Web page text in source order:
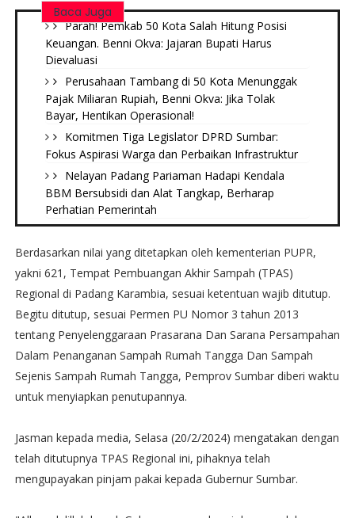
Baca Juga
Parah! Pemkab 50 Kota Salah Hitung Posisi
Keuangan. Benni Okva: Jajaran Bupati Harus
Dievaluasi
Perusahaan Tambang di 50 Kota Menunggak
Pajak Miliaran Rupiah, Benni Okva: Jika Tolak
Bayar, Hentikan Operasional!
Komitmen Tiga Legislator DPRD Sumbar:
Fokus Aspirasi Warga dan Perbaikan Infrastruktur
Nelayan Padang Pariaman Hadapi Kendala
BBM Bersubsidi dan Alat Tangkap, Berharap
Perhatian Pemerintah
Berdasarkan nilai yang ditetapkan oleh kementerian PUPR,
yakni 621, Tempat Pembuangan Akhir Sampah (TPAS)
Regional di Padang Karambia, sesuai ketentuan wajib ditutup.
Begitu ditutup, sesuai Permen PU Nomor 3 tahun 2013
tentang Penyelenggaraan Prasarana Dan Sarana Persampahan
Dalam Penanganan Sampah Rumah Tangga Dan Sampah
Sejenis Sampah Rumah Tangga, Pemprov Sumbar diberi waktu
untuk menyiapkan penutupannya.
Jasman kepada media, Selasa (20/2/2024) mengatakan dengan
telah ditutupnya TPAS Regional ini, pihaknya telah
mengupayakan pinjam pakai kepada Gubernur Sumbar.